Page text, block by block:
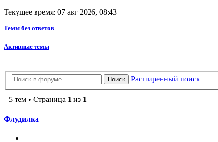
Текущее время: 07 авг 2026, 08:43
Темы без ответов
Активные темы
Поиск Расширенный поиск
5 тем • Страница 1 из 1
Флудилка